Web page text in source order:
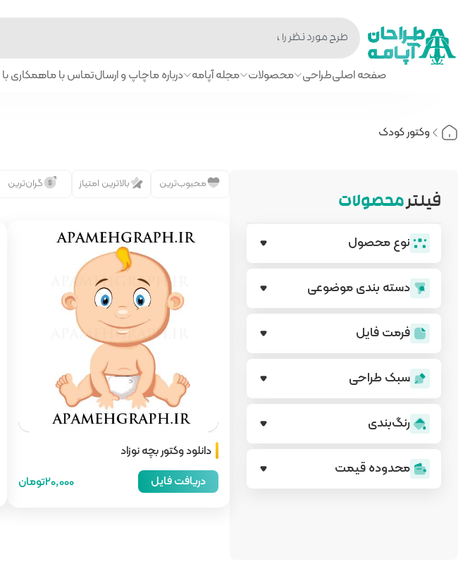
صفحه اصلیطراحی محصولات مجله آپامه درباره ماچاپ و ارسالتماس با ماهمکاری با
وکتور کودک
فیلترمحصولات
نوع محصول
دسته بندی‌ موضوعی
فرمت فایل
سبک طراحی
رنگ‌بندی
محدوده قیمت
محبوب‌ترین بالاترین امتیاز گران‌ترین
دانلود وکتور بچه نوزاد
دریافت فایل
20,000تومان